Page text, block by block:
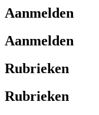
Aanmelden
Aanmelden
Rubrieken
Rubrieken